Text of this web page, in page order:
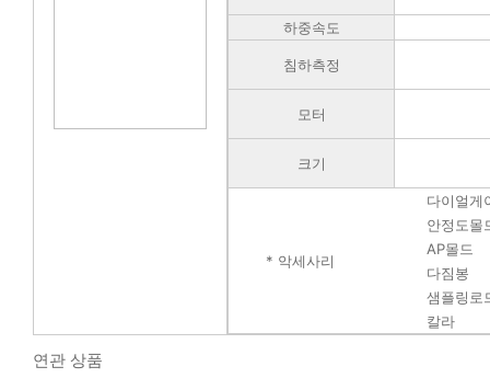
하중속도
침하측정
모터
크기
* 악세사리
다이얼게
안정도몰
AP몰드
다짐봉
샘플링로
칼라
연관 상품